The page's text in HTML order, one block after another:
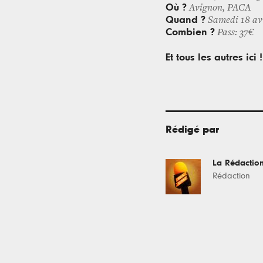
Où ?Avignon, PACA
Quand ? Samedi 18
Combien ? Pass: 37€
Et tous les autres ici !
Rédigé par
La
Rédaction